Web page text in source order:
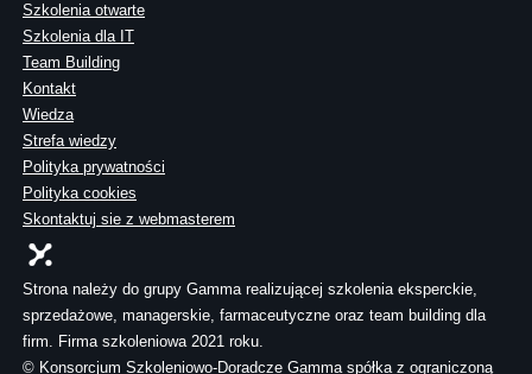
Szkolenia otwarte
Szkolenia dla IT
Team Building
Kontakt
Wiedza
Strefa wiedzy
Polityka prywatności
Polityka cookies
Skontaktuj sie z webmasterem
Strona należy do grupy Gamma realizującej szkolenia eksperckie,
sprzedażowe, managerskie, farmaceutyczne oraz team building dla
firm. Firma szkoleniowa 2021 roku.
© Konsorcjum Szkoleniowo-Doradcze Gamma spółka z ograniczoną